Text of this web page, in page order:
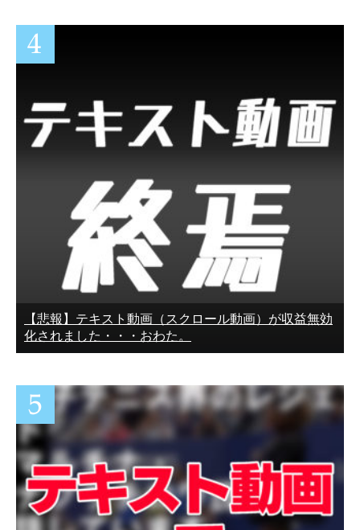
【悲報】テキスト動画（スクロール動画）が収益無効
化されました・・・おわた。